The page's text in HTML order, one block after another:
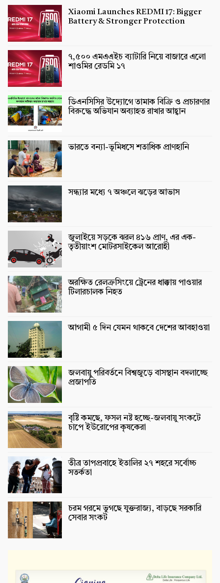
Xiaomi Launches REDMI 17: Bigger
Battery & Stronger Protection
৭,৫০০ এমএএইচ ব্যাটারি নিয়ে বাজারে এলো
শাওমির রেডমি ১৭
ডিএনসিসির উদ্যোগে তামাক বিক্রি ও প্রচারণার
বিরুদ্ধে অভিযান অব্যাহত রাখার আহ্বান
ভারতে বন্যা-ভূমিধসে শতাধিক প্রাণহানি
সন্ধ্যার মধ্যে ৭ অঞ্চলে ঝড়ের আভাস
জুলাইয়ে সড়কে ঝরল ৪১৬ প্রাণ, এর এক-
তৃতীয়াংশ মোটরসাইকেল আরোহী
অরক্ষিত রেলক্রসিংয়ে ট্রেনের ধাক্কায় পাওয়ার
টিলারচালক নিহত
আগামী ৫ দিন যেমন থাকবে দেশের আবহাওয়া
জলবায়ু পরিবর্তনে বিশ্বজুড়ে বাসস্থান বদলাচ্ছে
প্রজাপতি
বৃষ্টি কমছে, ফসল নষ্ট হচ্ছে-জলবায়ু সংকটে
চাপে ইউরোপের কৃষকেরা
তীব্র তাপপ্রবাহে ইতালির ২৭ শহরে সর্বোচ্চ
সতর্কতা
চরম গরমে ভুগছে যুক্তরাজ্য, বাড়ছে সরকারি
সেবার সংকট